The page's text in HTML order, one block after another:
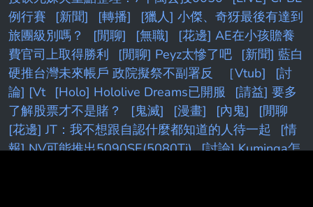
例行賽
[新聞] [轉播]
[獵人] 小傑、奇犽最後有達到
旅團級別嗎？
[閒聊] [無職]
[花邊] AE在小孩贍養
費官司上取得勝利
[閒聊] Peyz太慘了吧
[新聞] 藍白
硬推台灣未來帳戶 政院擬祭不副署反
［Vtub]
[討
論] [Vt
[Holo] Hololive Dreams已開服
[請益] 要多
了解股票才不是賭？
[鬼滅] [漫畫] [內鬼]
[閒聊
[花邊] JT：我不想跟自認什麼都知道的人待一起
[情
報] NV可能推出5090SE(5080Ti) [討論] Kuminga怎